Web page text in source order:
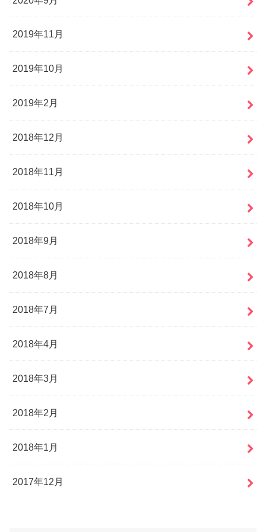
2019年11月
2019年10月
2019年2月
2018年12月
2018年11月
2018年10月
2018年9月
2018年8月
2018年7月
2018年4月
2018年3月
2018年2月
2018年1月
2017年12月